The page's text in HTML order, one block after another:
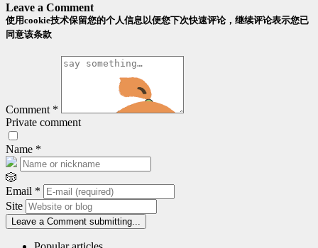
Leave a Comment
使用cookie技术保留您的个人信息以便您下次快速评论，继续评论表示您已
同意该条款
Comment *
Private comment
Name *
🎲
Email *
Site
Leave a Comment submitting...